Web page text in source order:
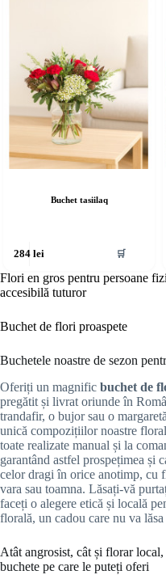
Buchet tasiilaq
284lei 🛒
Flori en gros pentru persoane
accesibilă tuturor
Buchet de flori proaspete
Buchetele noastre de sezon
Oferiți un magnific buchet de
pregătit și livrat oriunde în
trandafir, o bujor sau o
unică compozițiilor noastre
toate realizate manual și la
garantând astfel prospețimea și
celor dragi în orice anotimp, cu
vara sau toamna. Lăsați-vă
faceți o alegere etică și locală
florală, un cadou care nu va
Atât angrosist, cât și florar
buchete pe care le puteți oferi